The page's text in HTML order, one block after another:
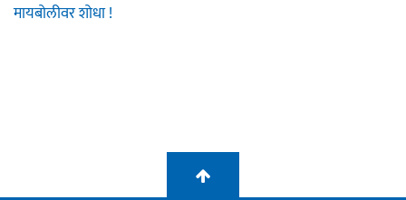
मायबोलीवर शोधा !